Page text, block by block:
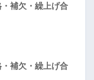
・補欠・繰上げ合
・補欠・繰上げ合